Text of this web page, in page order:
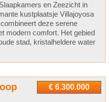
en Zeezicht in
kustplaatsje Villajoyosa
deze serene
modern comfort. Het gebied
stad, kristalheldere water
€ 6.300.000